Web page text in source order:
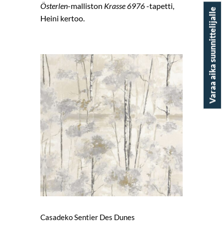
Österlen-malliston Krasse 6976-tapetti,
Heini kertoo.
Casadeko Sentier Des Dunes
Varaa aika suunnittelijalle